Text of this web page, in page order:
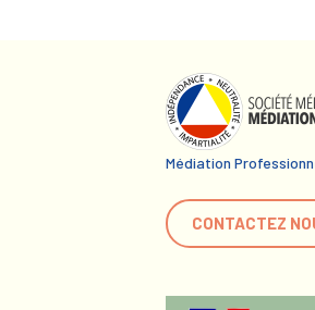
Médiation
CONTACTEZ